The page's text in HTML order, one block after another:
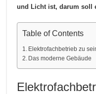
und Licht ist, darum soll
Table of Contents
Elektrofachbetrieb zu
Das moderne Gebäude